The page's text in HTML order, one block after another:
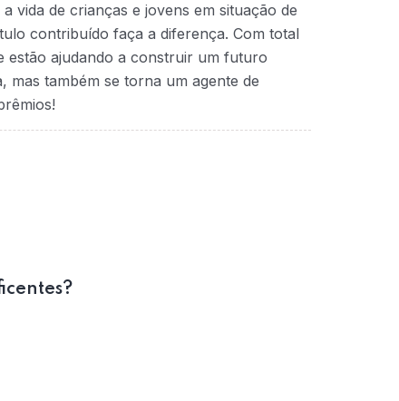
vida de crianças e jovens em situação de
contribuído faça a diferença. Com total
estão ajudando a construir um futuro
mas também se torna um agente de